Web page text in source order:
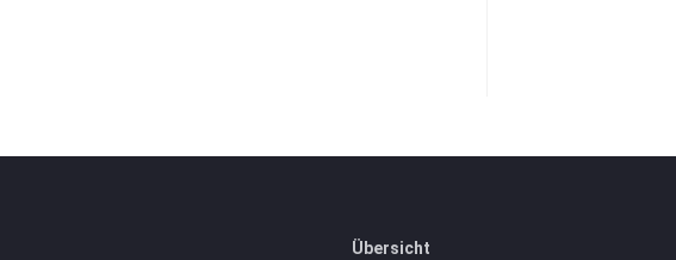
Übersicht